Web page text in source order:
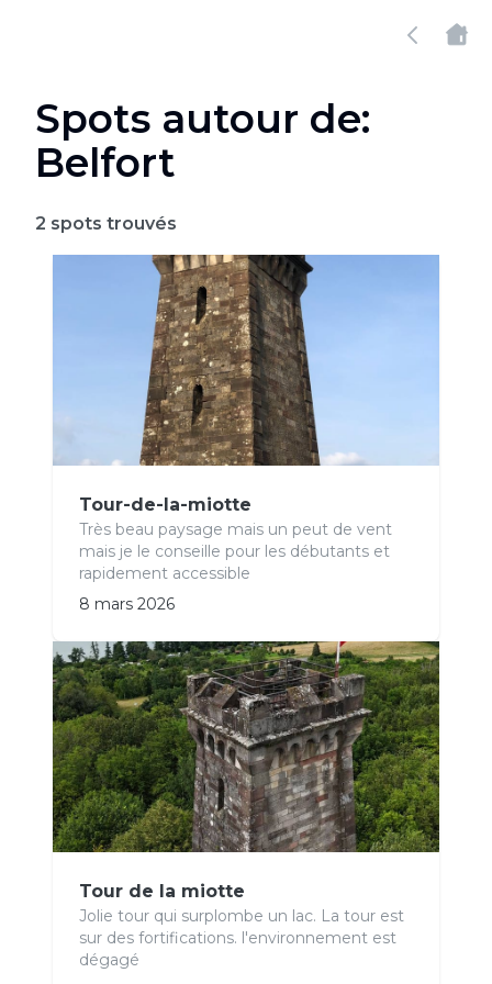
Spots autour de:
Belfort
2 spots trouvés
Tour-de-la-miotte
Très beau paysage mais un peut de vent
mais je le conseille pour les débutants et
rapidement accessible
8 mars 2026
Tour de la miotte
Jolie tour qui surplombe un lac. La tour est
sur des fortifications. l'environnement est
dégagé